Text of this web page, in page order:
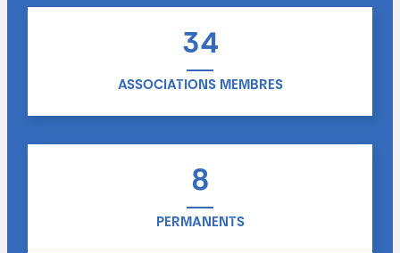
34
ASSOCIATIONS MEMBRES
8
PERMANENTS